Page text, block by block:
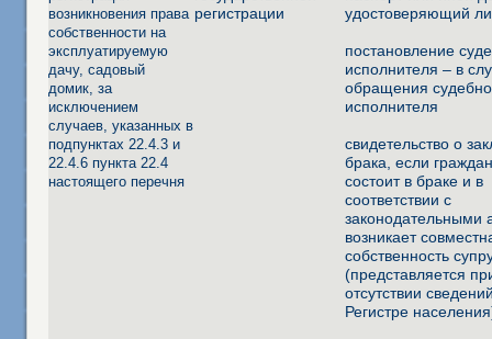
возникновения права
собственности на
эксплуатируемую
дачу, садовый
домик, за
исключением
случаев, указанных в
подпунктах 22.4.3 и
22.4.6 пункта 22.4
настоящего перечня
регистрации
удостоверяющий
постановление
исполнителя – в
обращения
исполнителя
свидетельство о
брака, если
состоит в браке и в
соответствии с
законодательными
возникает
собственность
(представляется
отсутствии
Регистре